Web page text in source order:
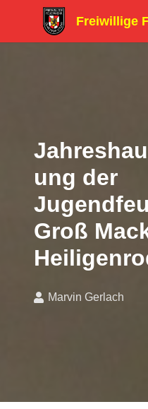
Freiwillige
ung der
Groß
Marvin Gerlach